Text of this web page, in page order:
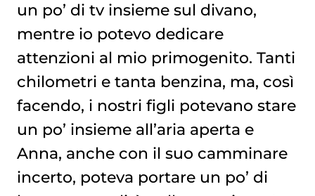
un po’ di tv insieme sul divano,
mentre io potevo dedicare
attenzioni al mio primogenito. Tanti
chilometri e tanta benzina, ma, così
facendo, i nostri figli potevano stare
un po’ insieme all’aria aperta e
Anna, anche con il suo camminare
incerto, poteva portare un po’ di